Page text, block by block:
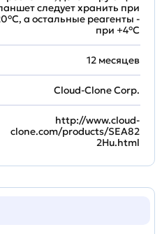
следует хранить при
а остальные реагенты -
при +4°С
12 месяцев
Cloud-Clone Corp.
http://www.cloud-
clone.com/products/SEA82
2Hu.html